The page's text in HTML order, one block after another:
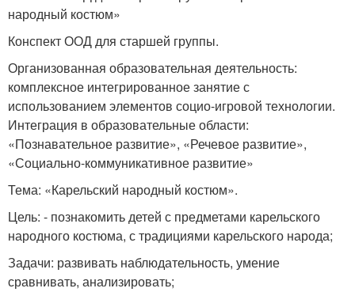
народный костюм»
Конспект ООД для старшей группы.
Организованная образовательная деятельность:
комплексное интегрированное занятие с
использованием элементов социо-игровой технологии.
Интеграция в образовательные области:
«Познавательное развитие», «Речевое развитие»,
«Социально-коммуникативное развитие»
Тема: «Карельский народный костюм».
Цель: - познакомить детей с предметами карельского
народного костюма, с традициями карельского народа;
Задачи: развивать наблюдательность, умение
сравнивать, анализировать;